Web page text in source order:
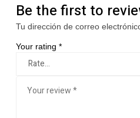
Be the first to
Tu dirección de correo
Your rating *